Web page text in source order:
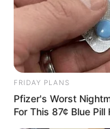
FRIDAY PLANS
Pfizer's Worst
For This 87¢ Blue Pill